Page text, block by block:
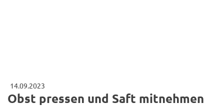
14.09.2023
Obst pressen und Saft mitnehmen